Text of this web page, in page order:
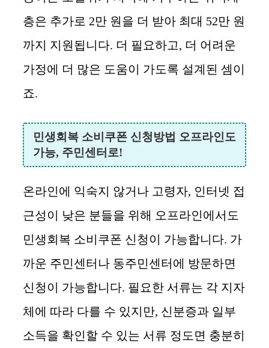
층은 추가로 2만 원을 더 받아 최대 52만 원
까지 지원됩니다. 더 필요하고, 더 어려운
가정에 더 많은 도움이 가도록 설계된 셈이
죠.
민생회복 소비쿠폰 신청방법 오프라인도
가능, 주민센터로!
온라인에 익숙지 않거나 고령자, 인터넷 접
근성이 낮은 분들을 위해 오프라인에서도
민생회복 소비쿠폰 신청이 가능합니다. 가
까운 주민센터나 동주민센터에 방문하면
신청이 가능합니다. 필요한 서류는 각 지자
체에 따라 다를 수 있지만, 신분증과 일부
소득을 확인할 수 있는 서류 정도면 충분히